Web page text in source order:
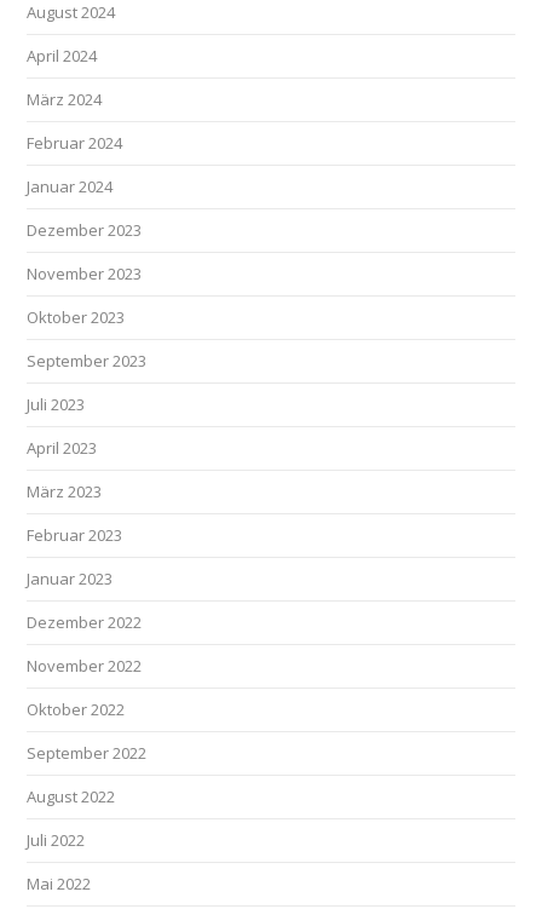
August 2024
April 2024
März 2024
Februar 2024
Januar 2024
Dezember 2023
November 2023
Oktober 2023
September 2023
Juli 2023
April 2023
März 2023
Februar 2023
Januar 2023
Dezember 2022
November 2022
Oktober 2022
September 2022
August 2022
Juli 2022
Mai 2022